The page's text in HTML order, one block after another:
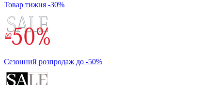
Товар тижня -30%
Сезонний розпродаж до -50%